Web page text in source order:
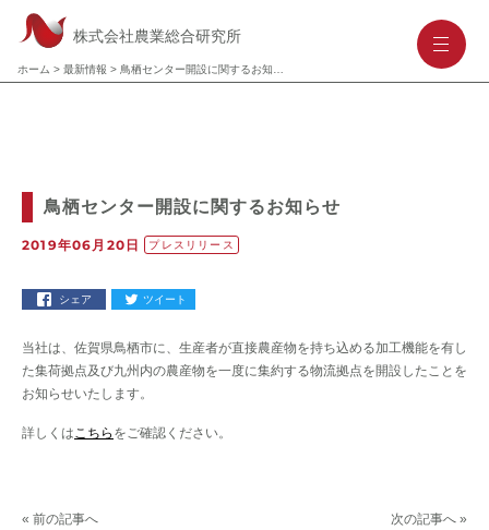
株式会社農業総合研究所
ホーム > 最新情報 >
--
鳥栖センター開設に関するお知らせ
2019年06月20日 プレスリリース
シェア ツイート
当社は、佐賀県鳥栖市に、生産者が直接農産物を持ち込める加工機能を有し
た集荷拠点及び九州内の農産物を一度に集約する物流拠点を開設したことを
お知らせいたします。
詳しくはこちら をご確認ください。
次の記事へ »
« 前の記事へ